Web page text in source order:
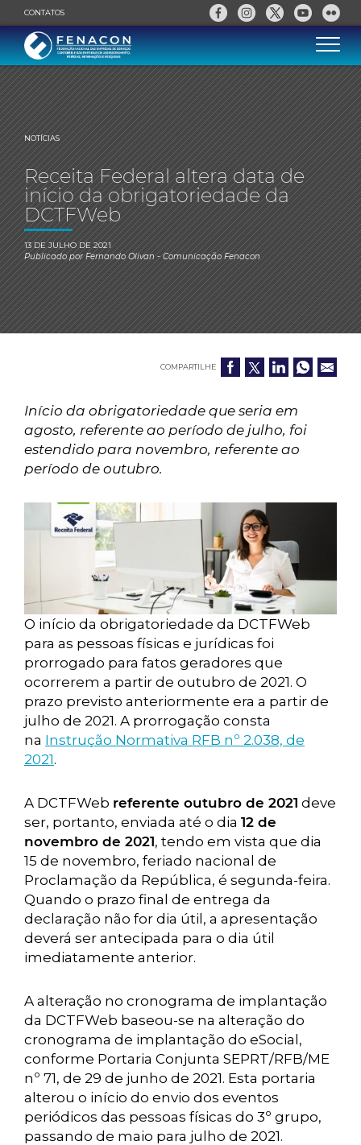
CONTATOS
NOTÍCIAS
Receita Federal altera data de
início da obrigatoriedade da
DCTFWeb
13 DE JULHO DE 2021
Publicado porFernando Olivan- Comunicação Fenacon
COMPARTILHE
Início da obrigatoriedade que seria em
agosto, referente ao período de julho, foi
estendido para novembro, referente ao
período de outubro.
O início da obrigatoriedade da DCTFWeb
para as pessoas físicas e jurídicas foi
prorrogado para fatos geradores que
ocorrerem a partir de outubro de 2021. O
prazo previsto anteriormente era a partir de
julho de 2021. A prorrogação consta
na Instrução Normativa RFB nº 2.038, de
2021.
A DCTFWeb referente outubro de 2021 deve
ser, portanto, enviada até o dia 12 de
novembro de 2021, tendo em vista que dia
15 de novembro, feriado nacional de
Proclamação da República, é segunda-feira.
Quando o prazo final de entrega da
declaração não for dia útil, a apresentação
deverá ser antecipada para o dia útil
imediatamente anterior.
A alteração no cronograma de implantação
da DCTFWeb baseou-se na alteração do
cronograma de implantação do eSocial,
conforme Portaria Conjunta SEPRT/RFB/ME
nº 71, de 29 de junho de 2021. Esta portaria
alterou o início do envio dos eventos
periódicos das pessoas físicas do 3º grupo,
passando de maio para julho de 2021.